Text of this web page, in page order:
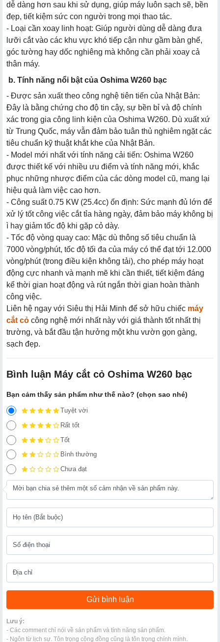
dễ dàng hơn sau khi sử dụng, giúp máy luôn sạch sẽ, bền
đẹp, tiết kiệm sức con người trong mọi thao tác.
- Loại cần xoay linh hoạt: Giúp người dùng dễ dàng đưa
lưỡi cắt vào các khu vực khó tiếp cận như gầm bàn ghế,
góc tường hay dốc nghiêng mà không cần phải xoay cả
thân máy.
b. Tính năng nổi bật của Oshima W260 bạc
- Được sản xuất theo công nghệ tiên tiến của Nhật Bản:
Đây là bằng chứng cho độ tin cậy, sự bền bỉ và độ chính
xác trong gia công linh kiện của Oshima W260. Dù xuất xứ
từ Trung Quốc, máy vẫn đảm bảo tuân thủ nghiêm ngặt các
tiêu chuẩn kỹ thuật khắt khe của Nhật Bản.
- Model mới nhất với tính năng cải tiến: Oshima W260
được thiết kế với nhiều ưu điểm và tính năng mới, khắc
phục những nhược điểm của các dòng model cũ, mang lại
hiệu quả làm việc cao hơn.
- Công suất 0.75 KW (25.4cc) ổn định: Sức mạnh đủ lớn để
xử lý tốt công việc cắt tỉa hàng ngày, đảm bảo máy không bị
ì hay giảm tốc độ khi gặp cỏ dày.
- Tốc độ vòng quay cao: Mặc dù thông số tiêu chuẩn là
7000 vòng/phút, tốc độ tối đa của máy có thể đạt tới 12.000
vòng/phút (trong điều kiện không tải), cho phép máy hoạt
động cực nhanh và mạnh mẽ khi cần thiết, tiết kiệm đáng
kể thời gian hoạt động và rút ngắn thời gian hoàn thành
công việc.
Liên hệ ngay với Siêu thị Hải Minh để sở hữu chiếc máy
cắt cỏ công nghệ mới nhất này với giá thành tốt nhất thị
trường, và bắt đầu tận hưởng một khu vườn gọn gàng,
sạch đẹp.
Bình luận Máy cắt cỏ Oshima W260 bạc
Bạn cảm thấy sản phẩm như thế nào? (chọn sao nhé)
Tuyệt vời
Rất tốt
Tốt
Bình thường
Chưa đạt
Lưu ý:
- Các comment chỉ nói về sản phẩm và tính năng sản phẩm.
- Ngôn từ lịch sự. Tôn trọng cộng đồng cũng là tôn trọng chính mình.